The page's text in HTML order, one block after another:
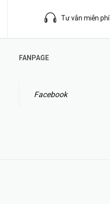
Tư vẫn miễn phí
FANPAGE
Facebook